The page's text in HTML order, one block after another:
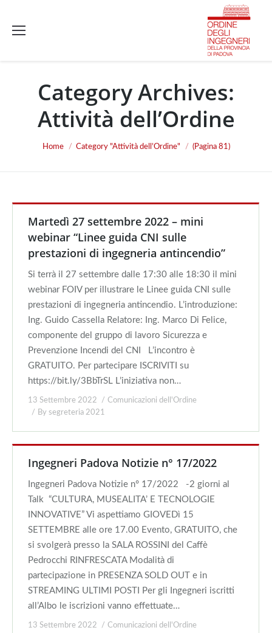
Category Archives:
Attività dell’Ordine
You are here:
Home Category "Attività dell’Ordine" (Pagina 81)
Martedì 27 settembre 2022 – mini
webinar “Linee guida CNI sulle
prestazioni di ingegneria antincendio”
Si terrà il 27 settembre dalle 17:30 alle 18:30 il mini
webinar FOIV per illustrare le Linee guida CNI sulle
prestazioni di ingegneria antincendio. L’introduzione:
Ing. Guido Cassella Relatore: Ing. Marco Di Felice,
componente del gruppo di lavoro Sicurezza e
Prevenzione Incendi del CNI L’incontro è
GRATUITO. Per partecipare ISCRIVITI su
https://bit.ly/3BbTrSL L’iniziativa non…
13 Settembre 2022
Comunicazioni dell'Ordine
By segreteria 2021
Ingegneri Padova Notizie n° 17/2022
Ingegneri Padova Notizie n° 17/2022 -2 giorni al
Talk “CULTURA, MUSEALITA’ E TECNOLOGIE
INNOVATIVE” Vi aspettiamo GIOVEDì 15
SETTEMBRE alle ore 17.00 Evento, GRATUITO, che
si svolgerà presso la SALA ROSSINI del Caffè
Pedrocchi RINFRESCATA Modalità di
partecipazione in PRESENZA SOLD OUT e in
STREAMING ULTIMI POSTI Per gli Ingegneri iscritti
all’Albo le iscrizioni vanno effettuate…
13 Settembre 2022
Comunicazioni dell'Ordine